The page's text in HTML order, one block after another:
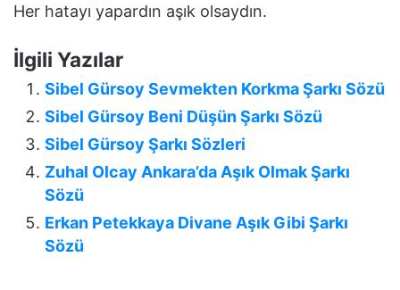
Her hatayı yapardın aşık olsaydın.
İlgili Yazılar
Sibel Gürsoy Sevmekten Korkma Şarkı Sözü
Sibel Gürsoy Beni Düşün Şarkı Sözü
Sibel Gürsoy Şarkı Sözleri
Zuhal Olcay Ankara’da Aşık Olmak Şarkı
Sözü
Erkan Petekkaya Divane Aşık Gibi Şarkı
Sözü